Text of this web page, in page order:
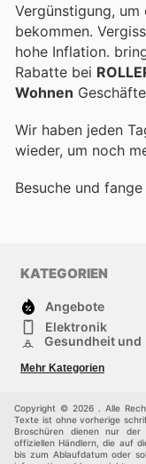
Vergünstigung,
bekommen.
hohe Inflation.
Rabatte bei
Wohnen
Wir haben jeden
wieder, um noch
Besuche und
KATEGORIEN
Angebote
Elektronik
Gesundheit und
Sportartikel und
Sportbekleidung
Einkaufzentren
Mehr Kategorien
Copyright © 2026 . Alle
Texte ist ohne vorherige
Broschüren dienen nur der
offiziellen Händlern, die auf
bis zum Ablaufdatum oder